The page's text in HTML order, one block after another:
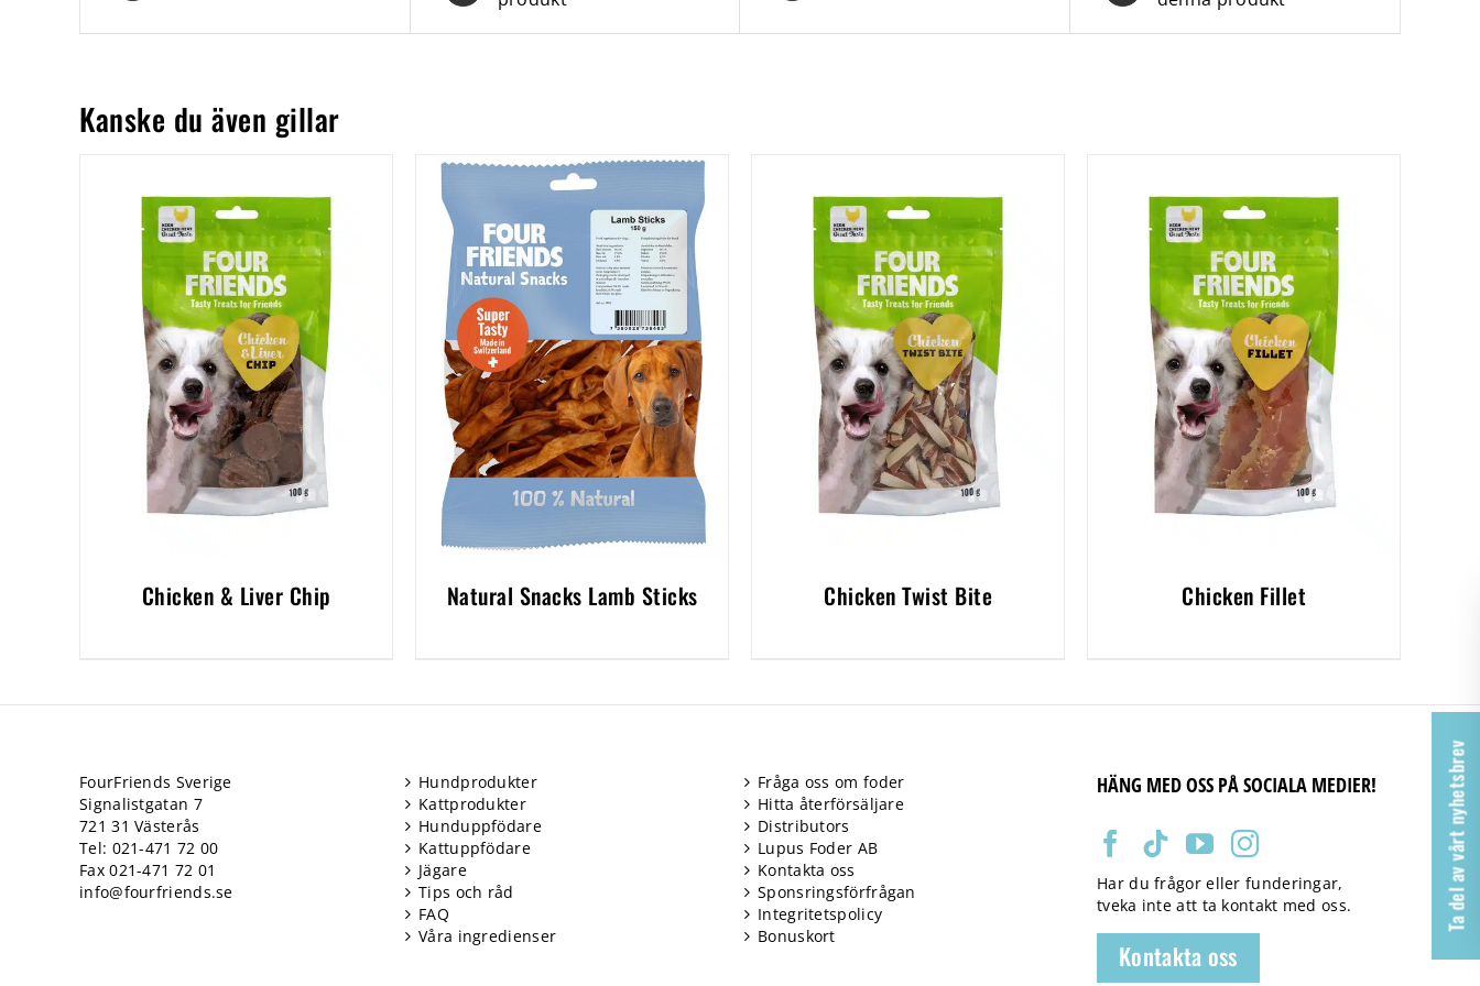
Ta del av vårt nyhetsbrev
Kanske du även gillar
Chicken & Liver Chip Natural Snacks Lamb Sticks Chicken Twist Bite Chicken Fillet
FourFriends Sverige
Signalistgatan 7
721 31 Västerås
Tel: 021-471 72 00
Fax 021-471 72 01
info@fourfriends.se
Hundprodukter
Kattprodukter
Hunduppfödare
Kattuppfödare
Jägare
Tips och råd
FAQ
Våra ingredienser
Fråga oss om foder
Hitta återförsäljare
Distributors
Lupus Foder AB
Kontakta oss
Sponsringsförfrågan
Integritetspolicy
Bonuskort
HÄNG MED OSS PÅ SOCIALA MEDIER!
Har du frågor eller funderingar,
tveka inte att ta kontakt med oss.
Kontakta oss